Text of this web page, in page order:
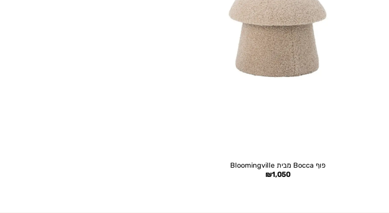
פוף Bocca מבית Bloomingville
₪1,050